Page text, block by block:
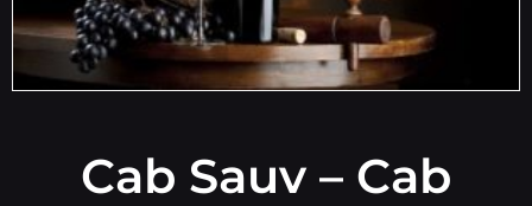
Cab Sauv – Cab